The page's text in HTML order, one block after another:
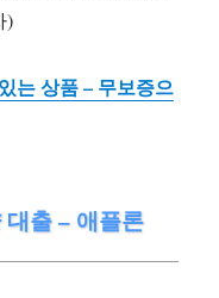
)
는 상품 – 무보증으
출 – 애플론